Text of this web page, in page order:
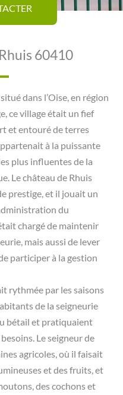
60410
dans l’Oise, en région
ce village était un fief
et entouré de terres
à la puissante
plus influentes de la
Le château de Rhuis
prestige, et il jouait un
du
chargé de maintenir
mais aussi de lever
participer à la gestion
rythmée par les saisons
de la seigneurie
bétail et pratiquaient
Le seigneur de
agricoles, où il faisait
et des fruits, et
des cochons et